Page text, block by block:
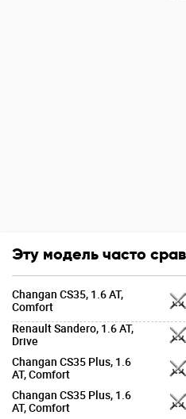
Эту модель часто
Changan CS35, 1.6 AT,
Comfort
Renault Sandero, 1.6 AT,
Drive
Changan CS35 Plus, 1.6
AT, Comfort
Changan CS35 Plus, 1.6
AT, Comfort